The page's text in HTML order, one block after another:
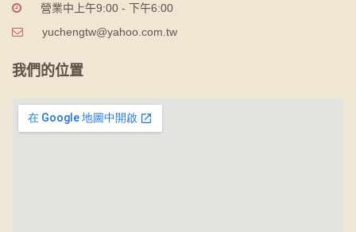
營業中上午9:00 - 下午6:00
yuchengtw@yahoo.com.tw
我們的位置